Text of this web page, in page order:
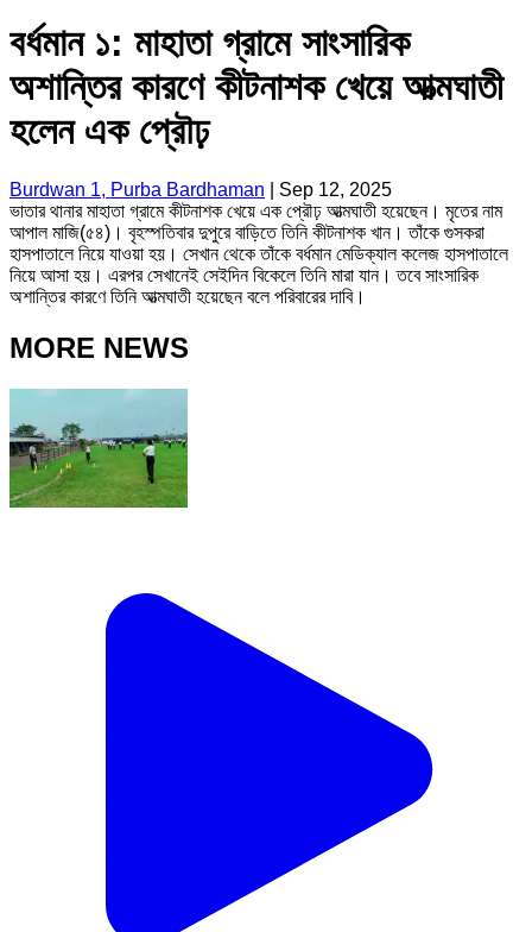
বর্ধমান ১: মাহাতা গ্রামে সাংসারিক
অশান্তির কারণে কীটনাশক খেয়ে আত্মঘাতী
হলেন এক প্রৌঢ়
Burdwan 1, Purba Bardhaman
Sep 12, 2025
ভাতার থানার মাহাতা গ্রামে কীটনাশক খেয়ে এক প্রৌঢ় আত্মঘাতী হয়েছেন। মৃতের নাম
আপাল মাজি(৫৪)। বৃহস্পতিবার দুপুরে বাড়িতে তিনি কীটনাশক খান। তাঁকে গুসকরা
হাসপাতালে নিয়ে যাওয়া হয়। সেখান থেকে তাঁকে বর্ধমান মেডিক্যাল কলেজ হাসপাতালে
নিয়ে আসা হয়। এরপর সেখানেই সেইদিন বিকেলে তিনি মারা যান। তবে সাংসারিক
অশান্তির কারণে তিনি আত্মঘাতী হয়েছেন বলে পরিবারের দাবি।
MORE NEWS